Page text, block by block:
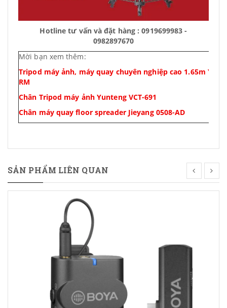
Hotline tư vấn và đặt hàng : 0919699983 -
0982897670
Mời bạn xem thêm:
Tripod máy ảnh, máy quay chuyên nghiệp cao 1.65m
RM
Chân Tripod máy ảnh Yunteng VCT-691
Chân máy quay floor spreader Jieyang 0508-AD
SẢN PHẨM LIÊN QUAN